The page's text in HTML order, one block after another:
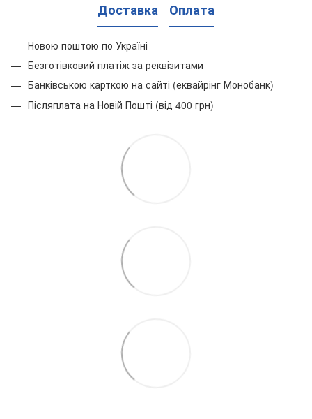
Доставка Оплата
Новою поштою по Україні
Безготівковий платіж за реквізитами
Банківською карткою на сайті (еквайрінг Монобанк)
Післяплата на Новій Пошті (від 400 грн)